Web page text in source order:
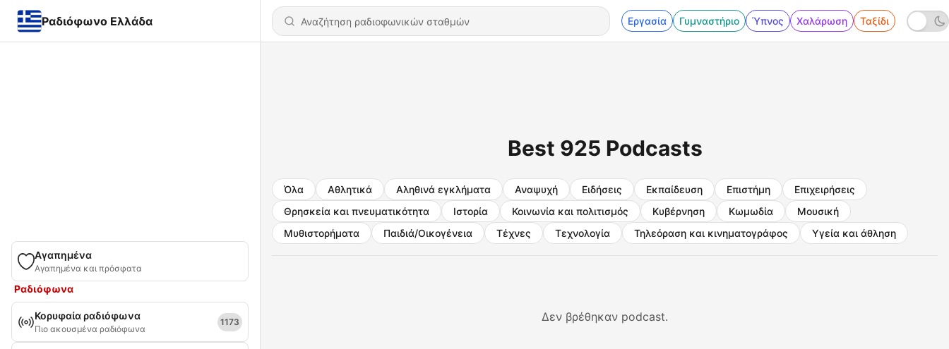
Ραδιόφωνο Ελλάδα Εργασία Γυμναστήριο Ύπνος Χαλάρωση Ταξίδι
Αγαπημένα
Αγαπημένα και πρόσφατα
Ραδιόφωνα
Κορυφαία ραδιόφωνα
Πιο ακουσμένα ραδιόφωνα
1173
Best 925 Podcasts
Όλα Αθλητικά Αληθινά εγκλήματα Αναψυχή Ειδήσεις Εκπαίδευση Επιστήμη
Επιχειρήσεις
Θρησκεία και πνευματικότητα
Ιστορία Κοινωνία και πολιτισμός Κυβέρνηση Κωμωδία
Μουσική
Μυθιστορήματα
Παιδιά/Οικογένεια Τέχνες Τεχνολογία Τηλεόραση και κινηματογράφος Υγεία και άθληση
Δεν βρέθηκαν podcast.